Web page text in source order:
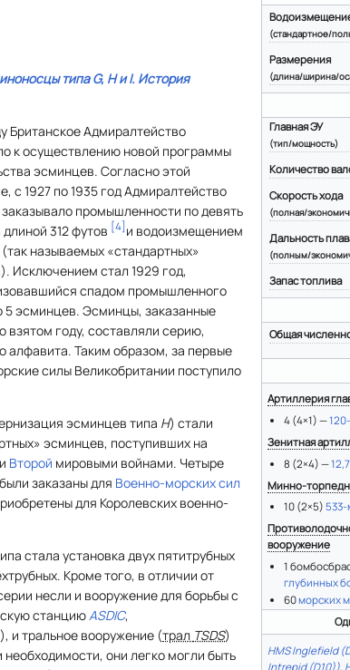
(стандартное/
Размерения
(длина/ширина/
Главная ЭУ
(тип/мощность)
Количество
Скорость хода
(полная/
Дальность
(полным/
Запас топлива
Общая
Артиллерия
4 (4×1) —
Зенитная
8 (2×4) —
Минно-
10 (2×5)
вооружение
1
глубинных
60морских
HMS Inglefield
Intrepid (D10)),
типаG, HиI. История
Британское Адмиралтейство
к осуществлению новой программы
эсминцев. Согласно этой
с 1927 по 1935 год Адмиралтейство
промышленности по девять
312 футов [4] и водоизмещением
называемых «стандартных»
Исключением стал 1929 год,
спадом промышленного
5 эсминцев. Эсминцы, заказанные
году, составляли серию,
алфавита. Таким образом, за первые
силы Великобритании поступило
эсминцев типа Н) стали
эсминцев, поступивших на
и Второй мировыми войнами. Четыре
заказаны для Военно-морских сил
для Королевских военно-
стала установка двух пятитрубных
Кроме того, в отличии от
несли и вооружение для борьбы с
станциюASDIC,
и тральное вооружение (трал TSDS)
они легко могли быть